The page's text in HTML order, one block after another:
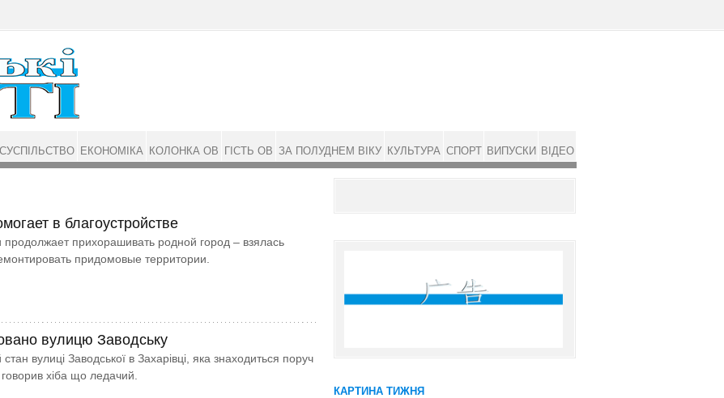
в благоустройстве
прихорашивать родной город – взялась
придомовые территории.
вулицю Заводську
вулиці Заводської в Захарівці, яка знаходиться поруч
хіба що ледачий.
КАРТИНА ТИЖНЯ
СУСПІЛЬСТВО ЕКОНОМІКА КОЛОНКА ОВ ГІСТЬ ОВ ЗА ПОЛУДНЕМ ВІКУ КУЛЬТУРА СПОРТ ВИПУСКИ ВІДЕО